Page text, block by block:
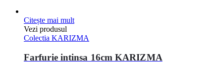
Citește mai mult
Vezi produsul
Colectia KARIZMA
Farfurie intinsa 16cm KARIZMA